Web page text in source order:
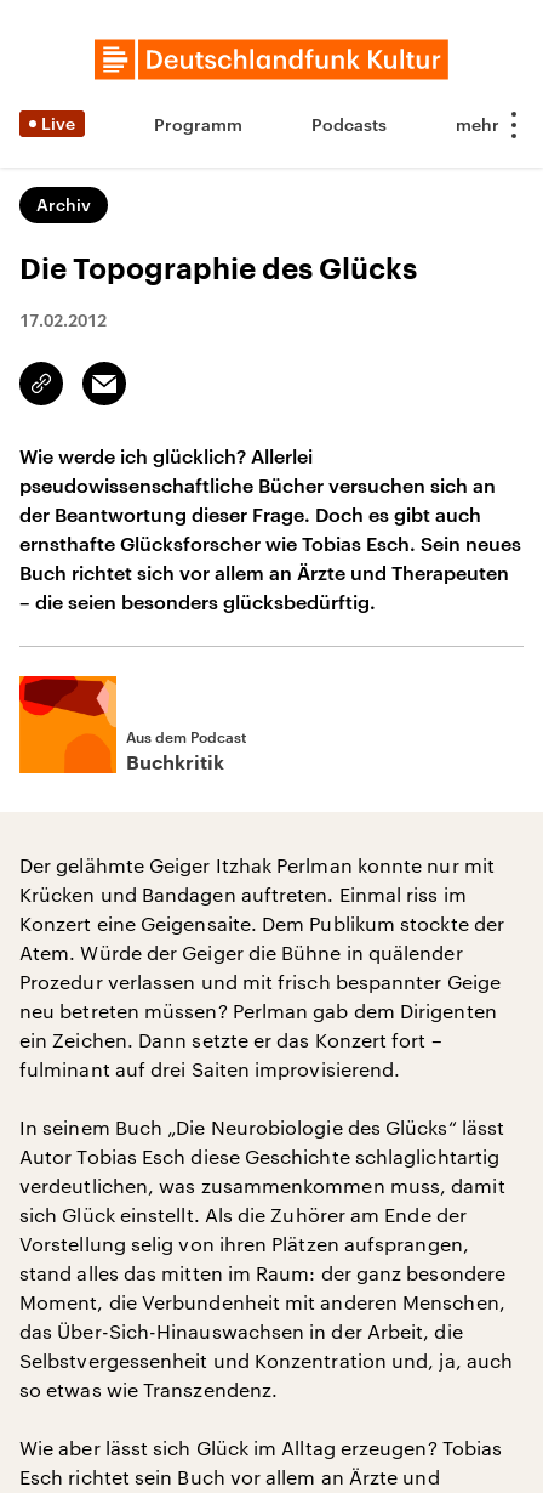
Live Programm Podcasts
Archiv
Die Topographie des Glücks
17.02.2012
Link
kopieren/teilen
Email
Wie werde ich glücklich? Allerlei
pseudowissenschaftliche Bücher versuchen sich an
der Beantwortung dieser Frage. Doch es gibt auch
ernsthafte Glücksforscher wie Tobias Esch. Sein neues
Buch richtet sich vor allem an Ärzte und Therapeuten
– die seien besonders glücksbedürftig.
Aus dem Podcast
Buchkritik
Der gelähmte Geiger Itzhak Perlman konnte nur mit
Krücken und Bandagen auftreten. Einmal riss im
Konzert eine Geigensaite. Dem Publikum stockte der
Atem. Würde der Geiger die Bühne in quälender
Prozedur verlassen und mit frisch bespannter Geige
neu betreten müssen? Perlman gab dem Dirigenten
ein Zeichen. Dann setzte er das Konzert fort –
fulminant auf drei Saiten improvisierend.
In seinem Buch „Die Neurobiologie des Glücks“ lässt
Autor Tobias Esch diese Geschichte schlaglichtartig
verdeutlichen, was zusammenkommen muss, damit
sich Glück einstellt. Als die Zuhörer am Ende der
Vorstellung selig von ihren Plätzen aufsprangen,
stand alles das mitten im Raum: der ganz besondere
Moment, die Verbundenheit mit anderen Menschen,
das Über-Sich-Hinauswachsen in der Arbeit, die
Selbstvergessenheit und Konzentration und, ja, auch
so etwas wie Transzendenz.
Wie aber lässt sich Glück im Alltag erzeugen? Tobias
Esch richtet sein Buch vor allem an Ärzte und